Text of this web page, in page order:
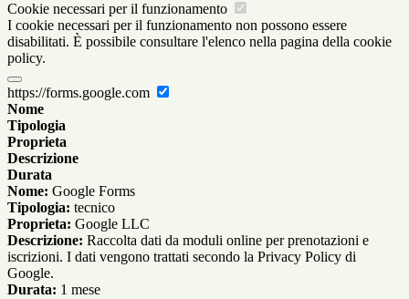
Cookie necessari per il funzionamento
I cookie necessari per il funzionamento non possono essere
disabilitati. È possibile consultare l'elenco nella pagina della cookie
policy.
https://forms.google.com
Nome
Tipologia
Proprieta
Descrizione
Durata
Nome: Google Forms
Tipologia: tecnico
Proprieta: Google LLC
Descrizione: Raccolta dati da moduli online per prenotazioni e
iscrizioni. I dati vengono trattati secondo la Privacy Policy di
Google.
Durata: 1 mese